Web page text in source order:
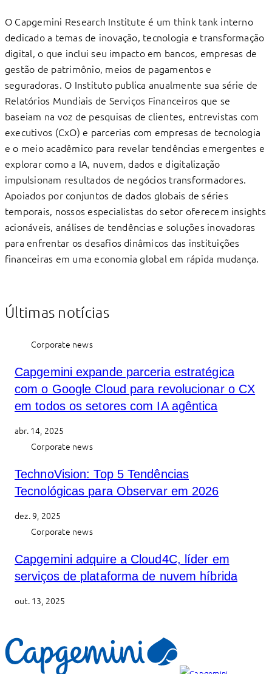
O Capgemini Research Institute é um think tank interno
dedicado a temas de inovação, tecnologia e transformação
digital, o que inclui seu impacto em bancos, empresas de
gestão de patrimônio, meios de pagamentos e
seguradoras. O Instituto publica anualmente sua série de
Relatórios Mundiais de Serviços Financeiros que se
baseiam na voz de pesquisas de clientes, entrevistas com
executivos (CxO) e parcerias com empresas de tecnologia
e o meio acadêmico para revelar tendências emergentes e
explorar como a IA, nuvem, dados e digitalização
impulsionam resultados de negócios transformadores.
Apoiados por conjuntos de dados globais de séries
temporais, nossos especialistas do setor oferecem insights
acionáveis, análises de tendências e soluções inovadoras
para enfrentar os desaﬁos dinâmicos das instituições
ﬁnanceiras em uma economia global em rápida mudança.
Últimas notícias
Corporate news
Capgemini expande parceria estratégica
com o Google Cloud para revolucionar o CX
em todos os setores com IA agêntica
abr. 14, 2025
Corporate news
TechnoVision: Top 5 Tendências
Tecnológicas para Observar em 2026
dez. 9, 2025
Corporate news
Capgemini adquire a Cloud4C, líder em
serviços de plataforma de nuvem híbrida
out. 13, 2025